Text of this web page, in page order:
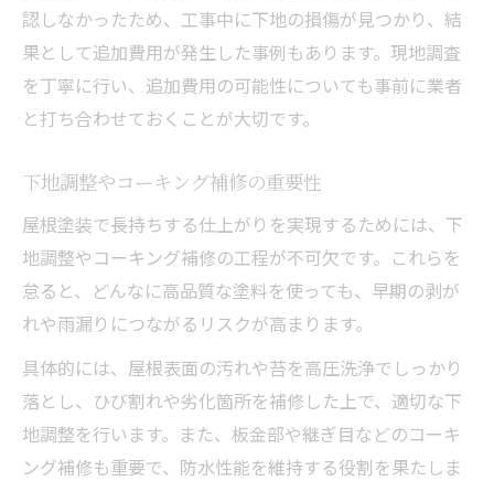
認しなかったため、工事中に下地の損傷が見つかり、結
果として追加費用が発生した事例もあります。現地調査
を丁寧に行い、追加費用の可能性についても事前に業者
と打ち合わせておくことが大切です。
下地調整やコーキング補修の重要性
屋根塗装で長持ちする仕上がりを実現するためには、下
地調整やコーキング補修の工程が不可欠です。これらを
怠ると、どんなに高品質な塗料を使っても、早期の剥が
れや雨漏りにつながるリスクが高まります。
具体的には、屋根表面の汚れや苔を高圧洗浄でしっかり
落とし、ひび割れや劣化箇所を補修した上で、適切な下
地調整を行います。また、板金部や継ぎ目などのコーキ
ング補修も重要で、防水性能を維持する役割を果たしま